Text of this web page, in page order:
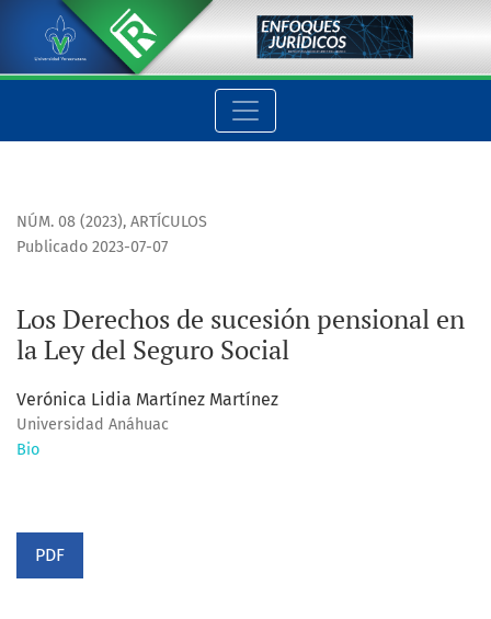
Los Derechos de sucesión pensional en la Ley del Seguro
NÚM. 08 (2023), ARTÍCULOS
Los Derechos de sucesión pensional en
la Ley del Seguro Social
Publicado 2023-07-07
Verónica Lidia Martínez Martínez
Universidad Anáhuac
Bio
PDF